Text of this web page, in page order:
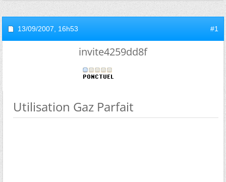
13/09/2007, 16h53 #1
invite4259dd8f
Utilisation Gaz Parfait